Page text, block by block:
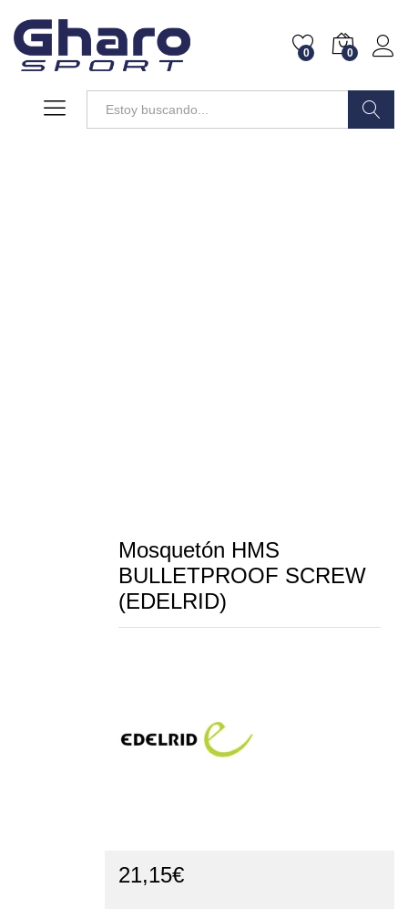
0 0
Mosquetón HMS
BULLETPROOF SCREW
(EDELRID)
21,15€